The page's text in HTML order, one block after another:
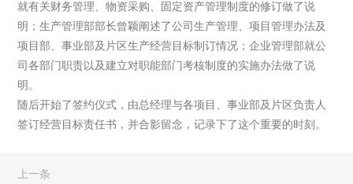
就有关财务管理、物资采购、固定资产管理制度的修订做了说
明；生产管理部部长曾颖阐述了公司生产管理、项目管理办法及
项目部、事业部及片区生产经营目标制订情况；企业管理部就公
司各部门职责以及建立对职能部门考核制度的实施办法做了说
明。
随后开始了签约仪式，由总经理与各项目、事业部及片区负责人
签订经营目标责任书，并合影留念，记录下了这个重要的时刻。
上一条